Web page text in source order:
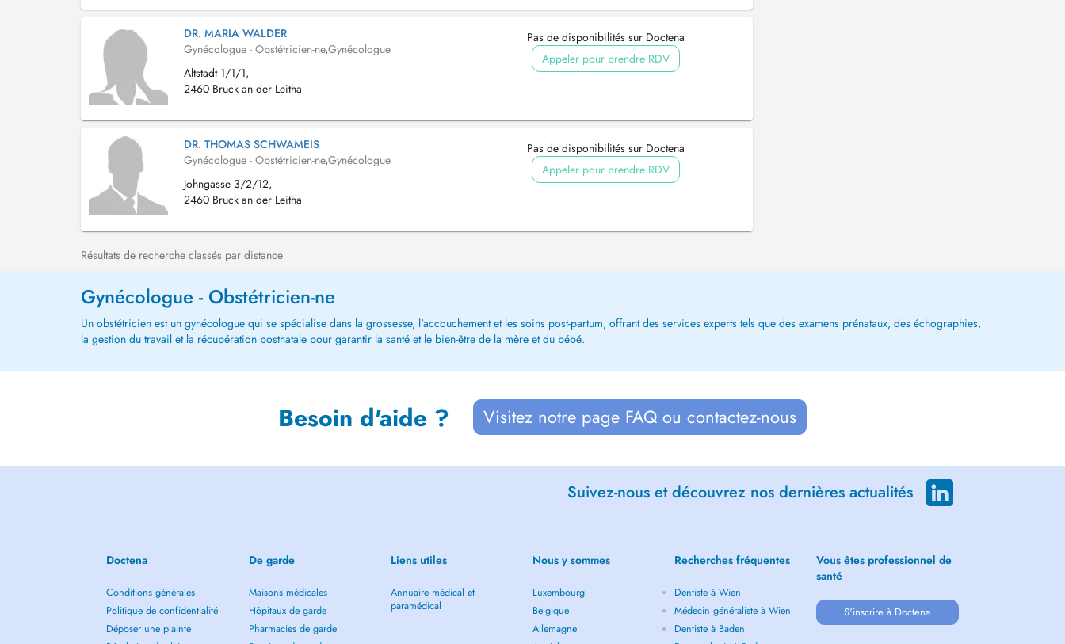
DR. MARIA WALDER
Gynécologue - Obstétricien-ne,Gynécologue
Altstadt 1/1/1,
2460 Bruck an der Leitha
Pas de disponibilités sur Doctena
Appeler pour prendre RDV
DR. THOMAS SCHWAMEIS
Gynécologue - Obstétricien-ne,Gynécologue
Johngasse 3/2/12,
2460 Bruck an der Leitha
Pas de disponibilités sur Doctena
Appeler pour prendre RDV
Résultats de recherche classés par distance
Gynécologue - Obstétricien-ne
Un obstétricien est un gynécologue qui se spécialise dans la grossesse, l'accouchement et les soins post-partum, offrant des services experts tels que des examens prénataux, des échographies,
la gestion du travail et la récupération postnatale pour garantir la santé et le bien-être de la mère et du bébé.
Besoin d'aide ? Visitez notre page FAQ ou contactez-nous
Suivez-nous et découvrez nos dernières actualités
Doctena
Conditions générales
Politique de confidentialité
Déposer une plainte
De garde
Maisons médicales
Hôpitaux de garde
Pharmacies de garde
Liens utiles
Annuaire médical et
paramédical
Nous y sommes
Luxembourg
Belgique
Allemagne
Recherches fréquentes
Dentiste à Wien
Médecin généraliste à Wien
Dentiste à Baden
Vous êtes professionnel de
santé
S'inscrire à Doctena